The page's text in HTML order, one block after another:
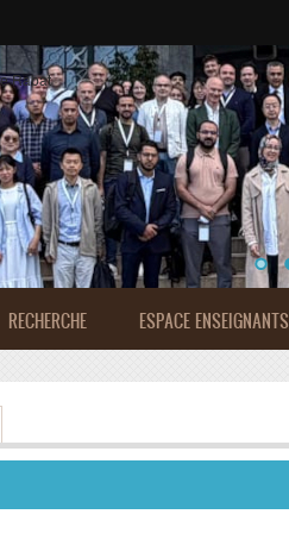
Rabat
RECHERCHE ESPACE ENSEIGNANTS